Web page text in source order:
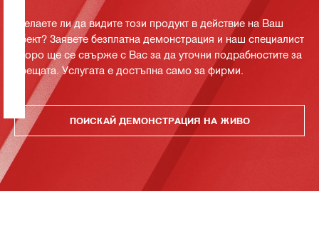
Желаете ли да видите този продукт в действие на Ваш
обект? Заявете безплатна демонстрация и наш специалист
скоро ще се свърже с Вас за да уточни подрабностите за
срещата. Услугата е достъпна само за фирми.
ПОИСКАЙ ДЕМОНСТРАЦИЯ НА ЖИВО